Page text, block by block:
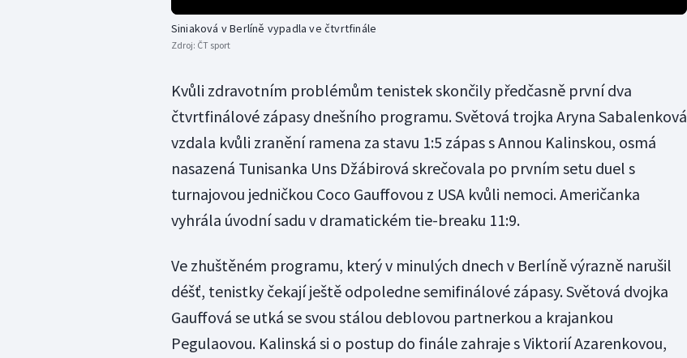
Siniaková v Berlíně vypadla ve čtvrtfinále
Zdroj: ČT sport
Kvůli zdravotním problémům tenistek skončily předčasně první dva
čtvrtfinálové zápasy dnešního programu. Světová trojka Aryna Sabalenková
vzdala kvůli zranění ramena za stavu 1:5 zápas s Annou Kalinskou, osmá
nasazená Tunisanka Uns Džábirová skrečovala po prvním setu duel s
turnajovou jedničkou Coco Gauffovou z USA kvůli nemoci. Američanka
vyhrála úvodní sadu v dramatickém tie-breaku 11:9.
Ve zhuštěném programu, který v minulých dnech v Berlíně výrazně narušil
déšť, tenistky čekají ještě odpoledne semifinálové zápasy. Světová dvojka
Gauffová se utká se svou stálou deblovou partnerkou a krajankou
Pegulaovou. Kalinská si o postup do finále zahraje s Viktorií Azarenkovou,